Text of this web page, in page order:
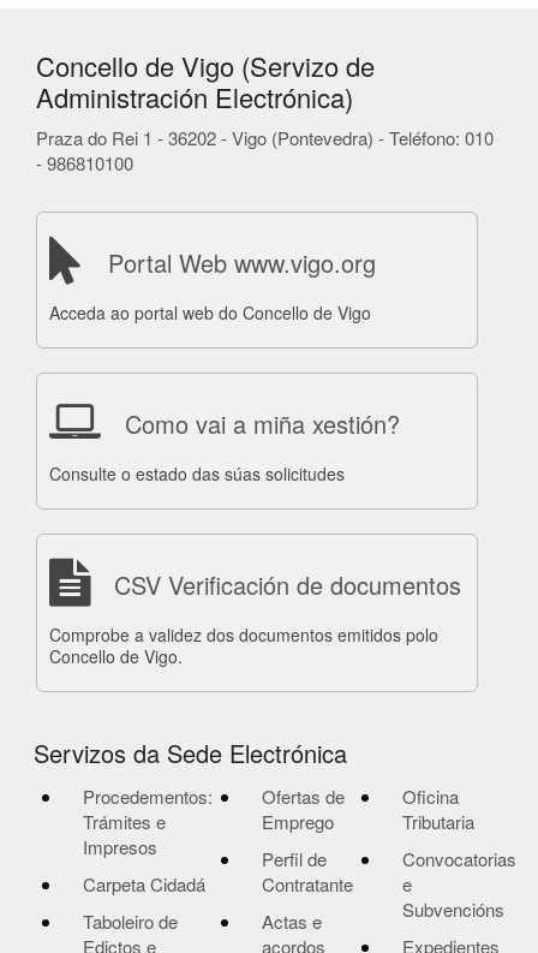
Concello de Vigo (Servizo de
Administración Electrónica)
Praza do Rei 1 - 36202 - Vigo (Pontevedra) - Teléfono: 010
- 986810100
Portal Web www.vigo.org
Acceda ao portal web do Concello de Vigo
Como vai a miña xestión?
Consulte o estado das súas solicitudes
CSV Verificación de documentos
Comprobe a validez dos documentos emitidos polo
Concello de Vigo.
Servizos da Sede Electrónica
Procedementos:
Trámites e
Impresos
Carpeta Cidadá
Taboleiro de
Edictos e
Ofertas de
Emprego
Perfil de
Contratante
Actas e
acordos
Oficina
Tributaria
Convocatorias
e
Subvencións
Expedientes